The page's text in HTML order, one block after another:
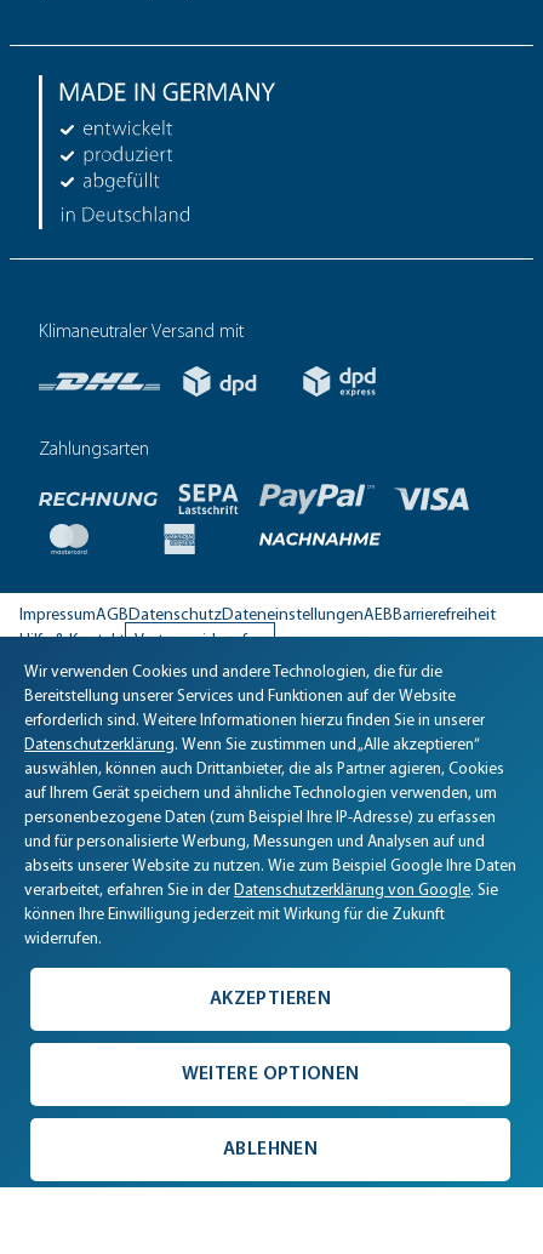
Klimaneutraler Versand mit
Zahlungsarten
ImpressumAGBDatenschutzDateneinstellungenAEBBarrierefreiheit
Hilfe & Kontakt Vertrag widerrufen
Biomaris Cookie-Einstellungen geöffnet
Wir verwenden Cookies und andere Technologien, die für die
Bereitstellung unserer Services und Funktionen auf der Website
erforderlich sind. Weitere Informationen hierzu finden Sie in unserer
Datenschutzerklärung. Wenn Sie zustimmen und „Alle akzeptieren“
auswählen, können auch Drittanbieter, die als Partner agieren, Cookies
auf Ihrem Gerät speichern und ähnliche Technologien verwenden, um
personenbezogene Daten (zum Beispiel Ihre IP-Adresse) zu erfassen
und für personalisierte Werbung, Messungen und Analysen auf und
abseits unserer Website zu nutzen. Wie zum Beispiel Google Ihre Daten
verarbeitet, erfahren Sie in der Datenschutzerklärung von Google. Sie
können Ihre Einwilligung jederzeit mit Wirkung für die Zukunft
widerrufen.
ABLEHNEN
WEITERE OPTIONEN
AKZEPTIEREN